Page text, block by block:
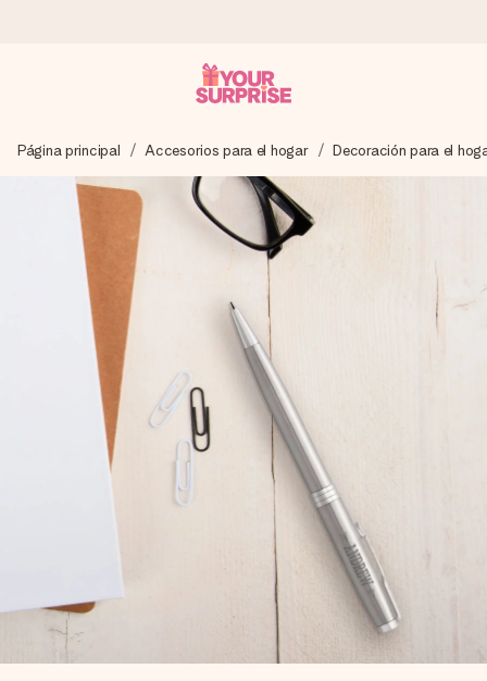
Preparamos tu regalo con cuidado y lo enviamos al vuelo,
para que lo entregues en el momento perfecto, cuando más
importa.
4,5 (basado en +15.000 opiniones)
Nuestros regalos inspiran. Los clientes nos dan un 4,5 en
Google Reviews.
Tarjeta de felicitación gratuita
Crea algo único en pocos pasos – con su nombre, tu foto o
un mensaje que llegue al corazón. Sin complicaciones, solo
Página principal Accesorios para el hogar Decoración para el